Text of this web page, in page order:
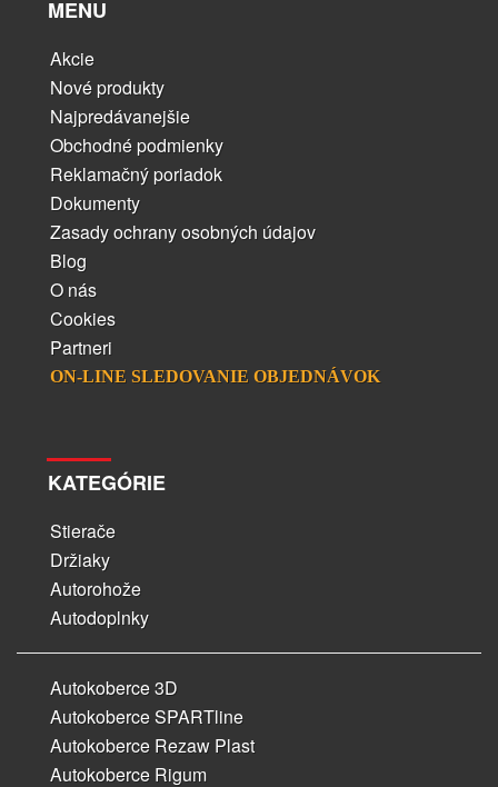
MENU
Akcie
Nové produkty
Najpredávanejšie
Obchodné podmienky
Reklamačný poriadok
Dokumenty
Zasady ochrany osobných údajov
Blog
O nás
Cookies
Partneri
ON-LINE SLEDOVANIE OBJEDNÁVOK
KATEGÓRIE
Stierače
Držiaky
Autorohože
Autodoplnky
Autokoberce 3D
Autokoberce SPARTline
Autokoberce Rezaw Plast
Autokoberce Rigum